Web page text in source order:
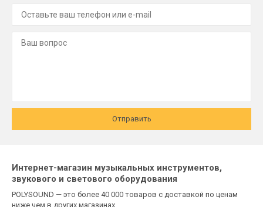
Отправить
Интернет-магазин музыкальных инструментов,
звукового и светового оборудования
POLYSOUND — это более 40 000 товаров с доставкой по ценам
ниже чем в других магазинах